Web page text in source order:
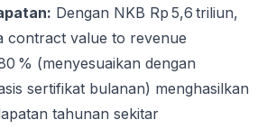
Dengan NKB Rp 5,6 triliun,
contract value to revenue
% (menyesuaikan dengan
sertifikat bulanan) menghasilkan
tahunan sekitar